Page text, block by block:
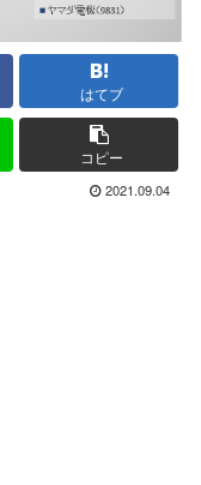
はてブ
コピー
2021.09.04